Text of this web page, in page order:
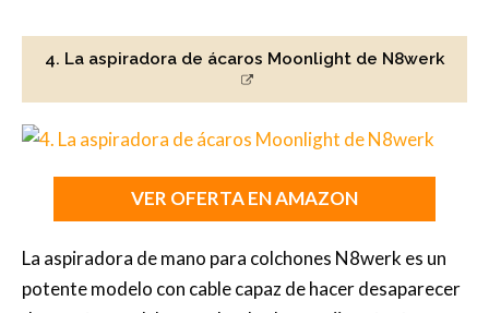
4. La aspiradora de ácaros Moonlight de N8werk
VER OFERTA EN AMAZON
La aspiradora de mano para colchones N8werk es un
potente modelo con cable capaz de hacer desaparecer